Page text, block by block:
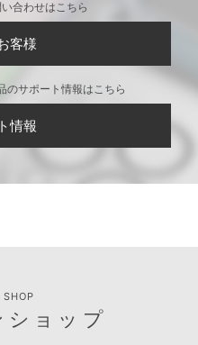
合わせはこちら
客様
のサポート情報はこちら
情報
ショップ